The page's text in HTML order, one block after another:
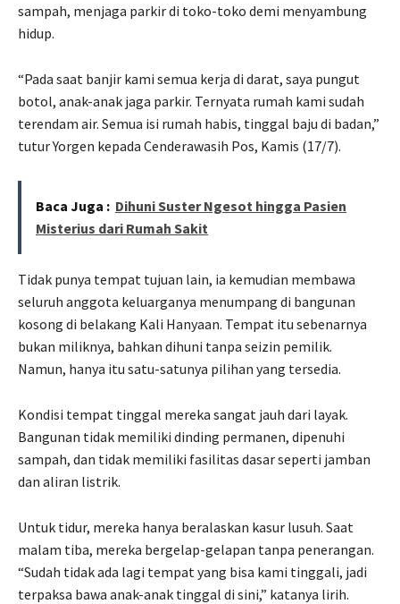
sampah, menjaga parkir di toko-toko demi menyambung
hidup.
“Pada saat banjir kami semua kerja di darat, saya pungut
botol, anak-anak jaga parkir. Ternyata rumah kami sudah
terendam air. Semua isi rumah habis, tinggal baju di badan,”
tutur Yorgen kepada Cenderawasih Pos, Kamis (17/7).
Baca Juga : Dihuni Suster Ngesot hingga Pasien
Misterius dari Rumah Sakit
Tidak punya tempat tujuan lain, ia kemudian membawa
seluruh anggota keluarganya menumpang di bangunan
kosong di belakang Kali Hanyaan. Tempat itu sebenarnya
bukan miliknya, bahkan dihuni tanpa seizin pemilik.
Namun, hanya itu satu-satunya pilihan yang tersedia.
Kondisi tempat tinggal mereka sangat jauh dari layak.
Bangunan tidak memiliki dinding permanen, dipenuhi
sampah, dan tidak memiliki fasilitas dasar seperti jamban
dan aliran listrik.
Untuk tidur, mereka hanya beralaskan kasur lusuh. Saat
malam tiba, mereka bergelap-gelapan tanpa penerangan.
“Sudah tidak ada lagi tempat yang bisa kami tinggali, jadi
terpaksa bawa anak-anak tinggal di sini,” katanya lirih.